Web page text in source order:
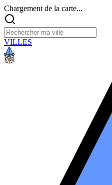
Chargement de la carte...
VILLES